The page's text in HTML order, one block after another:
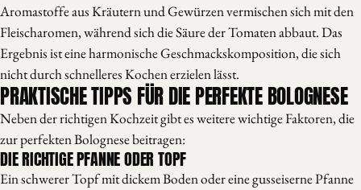
Aromastoffe aus Kräutern und Gewürzen vermischen sich mit den
Fleischaromen, während sich die Säure der Tomaten abbaut. Das
Ergebnis ist eine harmonische Geschmackskomposition, die sich
nicht durch schnelleres Kochen erzielen lässt.
PRAKTISCHE TIPPS FÜR DIE PERFEKTE BOLOGNESE
Neben der richtigen Kochzeit gibt es weitere wichtige Faktoren, die
zur perfekten Bolognese beitragen:
DIE RICHTIGE PFANNE ODER TOPF
Ein schwerer Topf mit dickem Boden oder eine gusseiserne Pfanne